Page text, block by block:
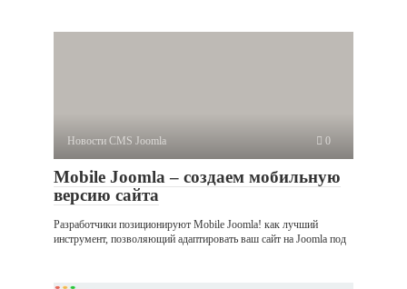
Новости CMS Joomla 0
Mobile Joomla – создаем мобильную
версию сайта
Разработчики позиционируют Mobile Joomla! как лучший
инструмент, позволяющий адаптировать ваш сайт на Joomla под